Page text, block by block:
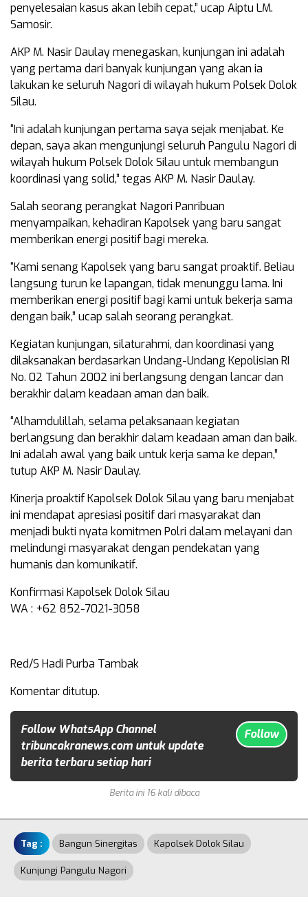
penyelesaian kasus akan lebih cepat,” ucap Aiptu LM.
Samosir.
AKP M. Nasir Daulay menegaskan, kunjungan ini adalah
yang pertama dari banyak kunjungan yang akan ia
lakukan ke seluruh Nagori di wilayah hukum Polsek Dolok
Silau.
“Ini adalah kunjungan pertama saya sejak menjabat. Ke
depan, saya akan mengunjungi seluruh Pangulu Nagori di
wilayah hukum Polsek Dolok Silau untuk membangun
koordinasi yang solid,” tegas AKP M. Nasir Daulay.
Salah seorang perangkat Nagori Panribuan
menyampaikan, kehadiran Kapolsek yang baru sangat
memberikan energi positif bagi mereka.
“Kami senang Kapolsek yang baru sangat proaktif. Beliau
langsung turun ke lapangan, tidak menunggu lama. Ini
memberikan energi positif bagi kami untuk bekerja sama
dengan baik,” ucap salah seorang perangkat.
Kegiatan kunjungan, silaturahmi, dan koordinasi yang
dilaksanakan berdasarkan Undang-Undang Kepolisian RI
No. 02 Tahun 2002 ini berlangsung dengan lancar dan
berakhir dalam keadaan aman dan baik.
“Alhamdulillah, selama pelaksanaan kegiatan
berlangsung dan berakhir dalam keadaan aman dan baik.
Ini adalah awal yang baik untuk kerja sama ke depan,”
tutup AKP M. Nasir Daulay.
Kinerja proaktif Kapolsek Dolok Silau yang baru menjabat
ini mendapat apresiasi positif dari masyarakat dan
menjadi bukti nyata komitmen Polri dalam melayani dan
melindungi masyarakat dengan pendekatan yang
humanis dan komunikatif.
Konfirmasi Kapolsek Dolok Silau
WA : +62 852-7021-3058
Red/S Hadi Purba Tambak
Komentar ditutup.
Follow WhatsApp Channel
tribuncakranews.com untuk update
berita terbaru setiap hari
Follow
Berita ini 16 kali dibaca
Tag : Bangun Sinergitas Kapolsek Dolok Silau
Kunjungi Pangulu Nagori